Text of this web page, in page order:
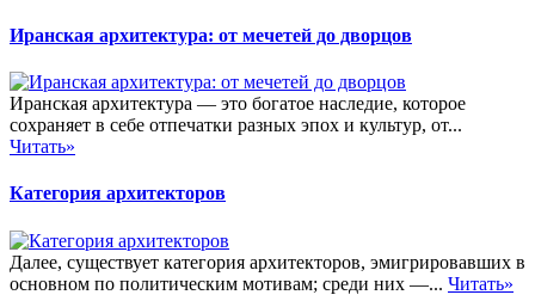
Иранская архитектура: от мечетей до дворцов
Иранская архитектура — это богатое наследие, которое
сохраняет в себе отпечатки разных эпох и культур, от...
Читать»
Категория архитекторов
Далее, существует категория архитекторов, эмигрировавших в
основном по политическим мотивам; среди них —... Читать»